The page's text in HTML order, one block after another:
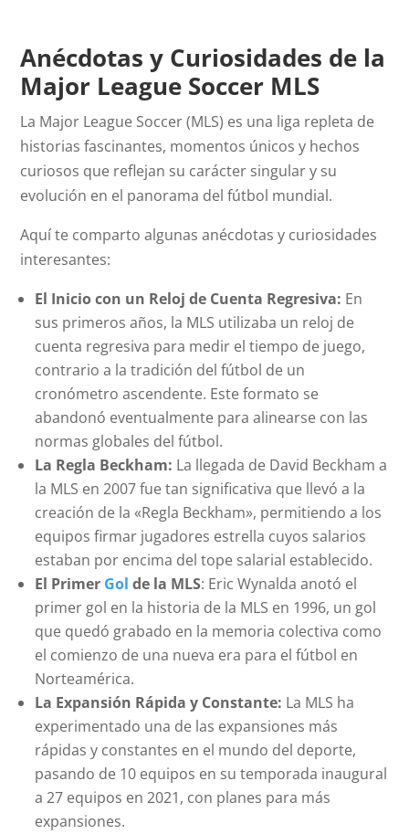
Anécdotas y Curiosidades de la
Major League Soccer MLS
La Major League Soccer (MLS) es una liga repleta de
historias fascinantes, momentos únicos y hechos
curiosos que reflejan su carácter singular y su
evolución en el panorama del fútbol mundial.
Aquí te comparto algunas anécdotas y curiosidades
interesantes:
El Inicio con un Reloj de Cuenta Regresiva: En
sus primeros años, la MLS utilizaba un reloj de
cuenta regresiva para medir el tiempo de juego,
contrario a la tradición del fútbol de un
cronómetro ascendente. Este formato se
abandonó eventualmente para alinearse con las
normas globales del fútbol.
La Regla Beckham: La llegada de David Beckham a
la MLS en 2007 fue tan significativa que llevó a la
creación de la «Regla Beckham», permitiendo a los
equipos firmar jugadores estrella cuyos salarios
estaban por encima del tope salarial establecido.
El Primer Gol de la MLS: Eric Wynalda anotó el
primer gol en la historia de la MLS en 1996, un gol
que quedó grabado en la memoria colectiva como
el comienzo de una nueva era para el fútbol en
Norteamérica.
La Expansión Rápida y Constante: La MLS ha
experimentado una de las expansiones más
rápidas y constantes en el mundo del deporte,
pasando de 10 equipos en su temporada inaugural
a 27 equipos en 2021, con planes para más
expansiones.